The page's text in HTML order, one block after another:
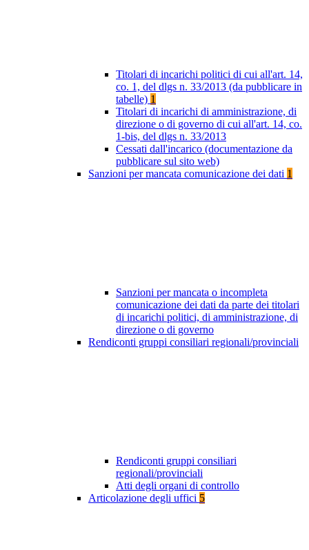
Titolari di incarichi politici di cui all'art. 14,
co. 1, del dlgs n. 33/2013 (da pubblicare in
tabelle) 1
Titolari di incarichi di amministrazione, di
direzione o di governo di cui all'art. 14, co.
1-bis, del dlgs n. 33/2013
Cessati dall'incarico (documentazione da
pubblicare sul sito web)
Sanzioni per mancata comunicazione dei dati 1
Sanzioni per mancata o incompleta
comunicazione dei dati da parte dei titolari
di incarichi politici, di amministrazione, di
direzione o di governo
Rendiconti gruppi consiliari regionali/provinciali
Rendiconti gruppi consiliari
regionali/provinciali
Atti degli organi di controllo
Articolazione degli uffici 5